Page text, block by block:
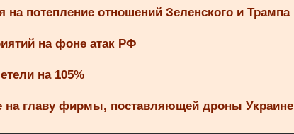
потепление отношений Зеленского и Трампа
на фоне атак РФ
на 105%
главу фирмы, поставляющей дроны Украине